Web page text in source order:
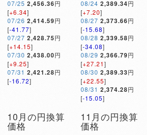
07/25 2,456.36円
[+6.34]
07/26 2,414.59円
[-41.77]
07/27 2,428.75円
[+14.15]
07/30 2,438.00円
[+9.25]
07/31 2,421.28円
[-16.72]
08/24 2,389.34円
[+7.20]
08/27 2,373.66円
[-15.68]
08/28 2,339.58円
[-34.08]
08/29 2,366.79円
[+27.21]
08/30 2,389.33円
[+22.55]
08/31 2,374.28円
[-15.05]
10月の円換算
価格
11月の円換算
価格